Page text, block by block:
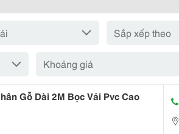
Khoảng giá